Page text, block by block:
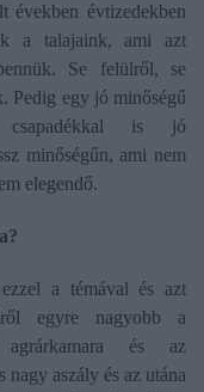
években évtizedekben
a talajaink, ami azt
Se felülről, se
Pedig egy jó minőségű
is jó
minőségűn, ami nem
elegendő.
a témával és azt
egyre nagyobb a
és az
aszály és az utána